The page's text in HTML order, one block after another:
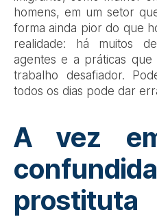
homens, em um setor
forma ainda pior do que
realidade: há muitos
agentes e a práticas que
trabalho desafiador.
todos os dias pode dar
A vez
prostituta